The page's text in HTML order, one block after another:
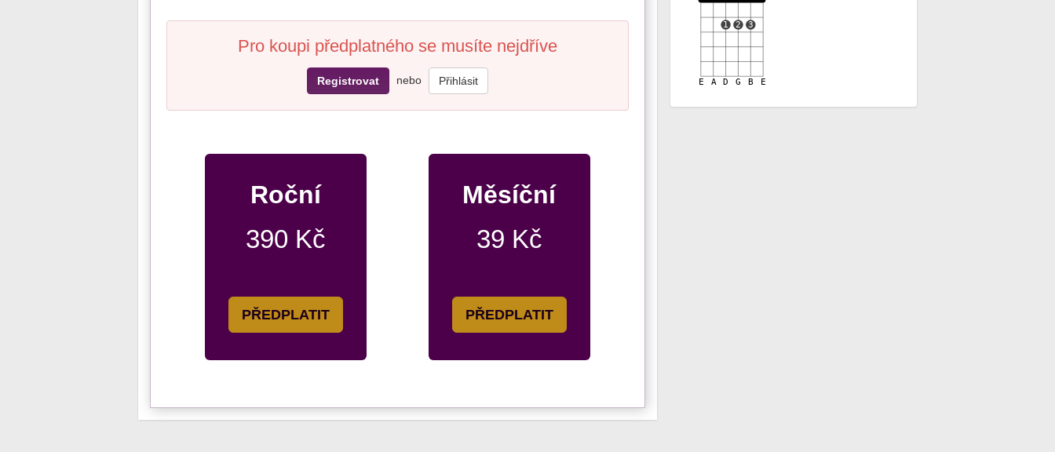
Pro koupi předplatného se musíte nejdříve
Registrovat nebo Přihlásit
Roční
390 Kč
PŘEDPLATIT
Měsíční
39 Kč
PŘEDPLATIT
E A D G B E
1 2 3